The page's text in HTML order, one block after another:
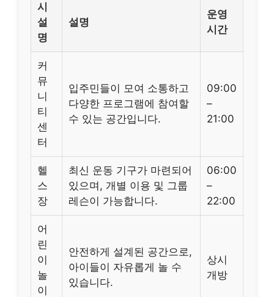
시
설
명
설명
운영
시간
커
뮤
니
티
센
터
입주민들이 모여 소통하고
다양한 프로그램에 참여할
수 있는 공간입니다.
09:00
–
21:00
헬
스
장
최신 운동 기구가 마련되어
있으며, 개별 이용 및 그룹
레슨이 가능합니다.
06:00
–
22:00
어
린
이
놀
이
안전하게 설계된 공간으로,
아이들이 자유롭게 놀 수
있습니다.
상시
개방